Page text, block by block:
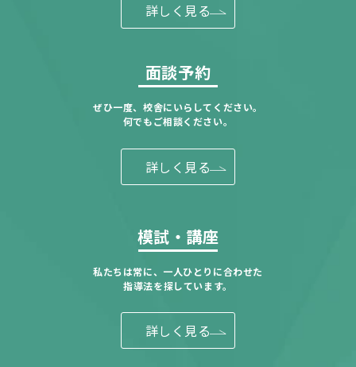
詳しく見る
面談予約
ぜひ一度、校舎にいらしてください。
何でもご相談ください。
詳しく見る
模試・講座
私たちは常に、一人ひとりに合わせた
指導法を探しています。
詳しく見る